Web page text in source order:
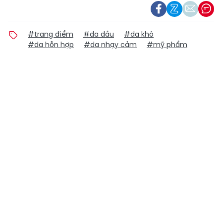
#trang điểm #da dầu
#da khô
#da hỗn hợp
#da nhạy cảm #mỹ phẩm